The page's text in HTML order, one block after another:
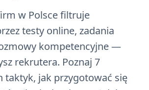
w Polsce filtruje
testy online, zadania
kompetencyjne —
rekrutera. Poznaj 7
taktyk, jak przygotować się